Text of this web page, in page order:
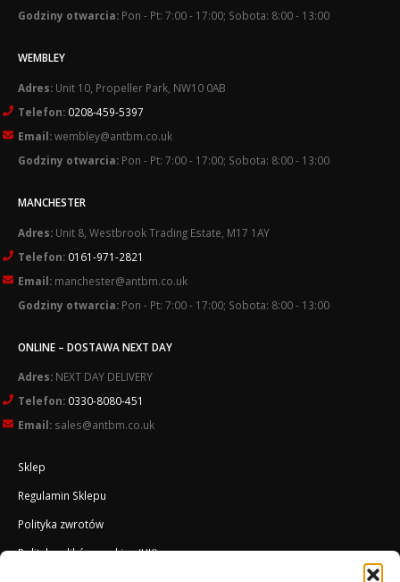
Godziny otwarcia: Pon - Pt: 7:00 - 17:00; Sobota: 8:00 - 13:00
WEMBLEY
Adres: Unit 10, Propeller Park, NW10 0AB
Telefon: 0208-459-5397
Email:wembley@antbm.co.uk
Godziny otwarcia: Pon - Pt: 7:00 - 17:00; Sobota: 8:00 - 13:00
MANCHESTER
Adres: Unit 8, Westbrook Trading Estate, M17 1AY
Telefon: 0161-971-2821
Email: manchester@antbm.co.uk
Godziny otwarcia: Pon - Pt: 7:00 - 17:00; Sobota: 8:00 - 13:00
ONLINE – DOSTAWA NEXT DAY
Adres: NEXT DAY DELIVERY
Telefon: 0330-8080-451
Email: sales@antbm.co.uk
Sklep
Regulamin Sklepu
Polityka zwrotów
Polityka plików cookies (UK)